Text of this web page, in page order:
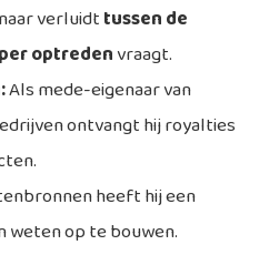
verluidttussen de
optredenvraagt.
Als mede-eigenaar van
ontvangt hij royalties
heeft hij een
weten op te bouwen.